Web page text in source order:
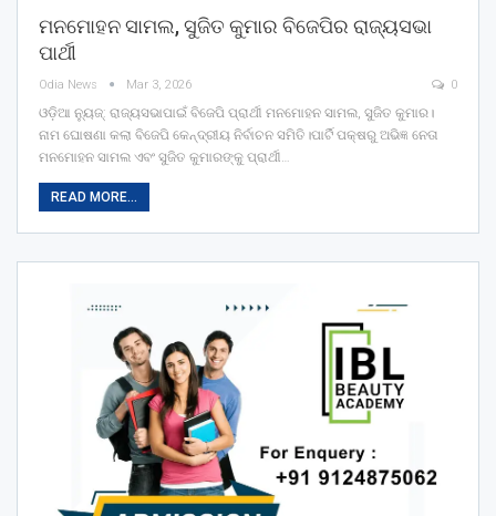
ମନମୋହନ ସାମଲ, ସୁଜିତ କୁମାର ବିଜେପିର ରାଜ୍ୟସଭା
ପାର୍ଥୀ
Odia News Mar 3, 2026 0
ଓଡ଼ିଆ ନ୍ୟୁଜ୍: ରାଜ୍ୟସଭାପାଇଁ ବିଜେପି ପ୍ରାର୍ଥୀ ମନମୋହନ ସାମଲ, ସୁଜିତ କୁମାର।
ନାମ ଘୋଷଣା କଲା ବିଜେପି କେନ୍ଦ୍ରୀୟ ନିର୍ବାଚନ ସମିତି।ପାର୍ଟି ପକ୍ଷରୁ ଅଭିଜ୍ଞ ନେତା
ମନମୋହନ ସାମଲ ଏବଂ ସୁଜିତ କୁମାରଙ୍କୁ ପ୍ରାର୍ଥୀ…
READ MORE...